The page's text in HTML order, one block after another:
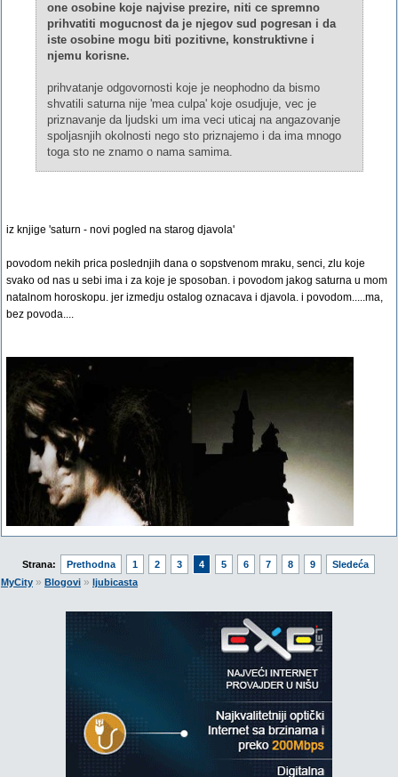
one osobine koje najvise prezire, niti ce spremno
prihvatiti mogucnost da je njegov sud pogresan i da
iste osobine mogu biti pozitivne, konstruktivne i
njemu korisne.
prihvatanje odgovornosti koje je neophodno da bismo
shvatili saturna nije 'mea culpa' koje osudjuje, vec je
priznavanje da ljudski um ima veci uticaj na angazovanje
spoljasnjih okolnosti nego sto priznajemo i da ima mnogo
toga sto ne znamo o nama samima.
iz knjige 'saturn - novi pogled na starog djavola'
povodom nekih prica poslednjih dana o sopstvenom mraku, senci, zlu koje
svako od nas u sebi ima i za koje je sposoban. i povodom jakog saturna u mom
natalnom horoskopu. jer izmedju ostalog oznacava i djavola. i povodom.....ma,
bez povoda....
Strana: Prethodna 1 2 3 4 5 6 7 8 9
Sledeća
MyCity » Blogovi » ljubicasta